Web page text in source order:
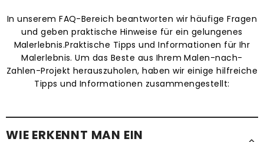
In unserem FAQ-Bereich beantworten wir häufige Fragen
und geben praktische Hinweise für ein gelungenes
Malerlebnis.Praktische Tipps und Informationen für Ihr
Malerlebnis. Um das Beste aus Ihrem Malen-nach-
Zahlen-Projekt herauszuholen, haben wir einige hilfreiche
Tipps und Informationen zusammengestellt:
WIE ERKENNT MAN EIN